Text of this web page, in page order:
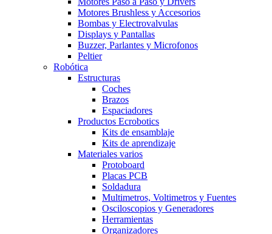
Motores Brushless y Accesorios
Bombas y Electrovalvulas
Displays y Pantallas
Buzzer, Parlantes y Microfonos
Peltier
Robótica
Estructuras
Coches
Brazos
Espaciadores
Productos Ecrobotics
Kits de ensamblaje
Kits de aprendizaje
Materiales varios
Protoboard
Placas PCB
Soldadura
Multimetros, Voltimetros y Fuentes
Osciloscopios y Generadores
Herramientas
Organizadores